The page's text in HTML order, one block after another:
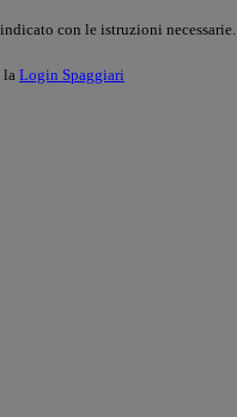
con le istruzioni necessarie.
la Login Spaggiari